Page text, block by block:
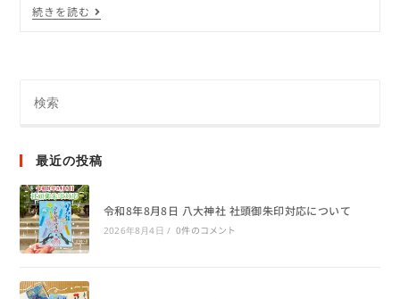
続きを読む
最近の投稿
令和8年8月8日 八大神社 社頭御朱印対応について
2026年8月4日 / 0件のコメント